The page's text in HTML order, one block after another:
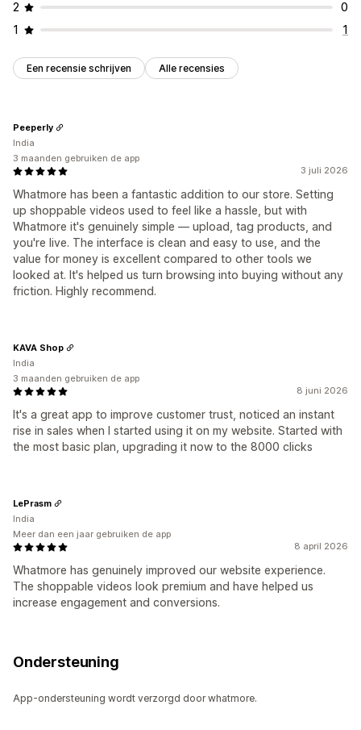
2
0
1
1
Een recensie schrijven Alle recensies
3 juli 2026
Whatmore has been a fantastic addition to our store. Setting
up shoppable videos used to feel like a hassle, but with
Whatmore it's genuinely simple — upload, tag products, and
you're live. The interface is clean and easy to use, and the
value for money is excellent compared to other tools we
looked at. It's helped us turn browsing into buying without any
friction. Highly recommend.
Peeperly
India
3 maanden gebruiken de app
8 juni 2026
It's a great app to improve customer trust, noticed an instant
rise in sales when I started using it on my website. Started with
the most basic plan, upgrading it now to the 8000 clicks
KAVA Shop
India
3 maanden gebruiken de app
8 april 2026
Whatmore has genuinely improved our website experience.
The shoppable videos look premium and have helped us
increase engagement and conversions.
LePrasm
India
Meer dan een jaar gebruiken de app
Ondersteuning
App-ondersteuning wordt verzorgd door whatmore.